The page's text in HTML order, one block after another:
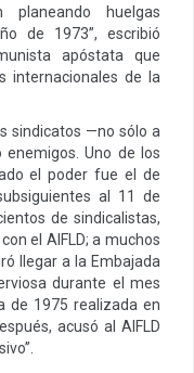
planeando huelgas
de 1973”, escribió
apóstata que
internacionales de la
sindicatos —no sólo a
Uno de los
el poder fue el de
al 11 de
de sindicalistas,
el AIFLD; a muchos
llegar a la Embajada
durante el mes
de 1975 realizada en
acusó al AIFLD